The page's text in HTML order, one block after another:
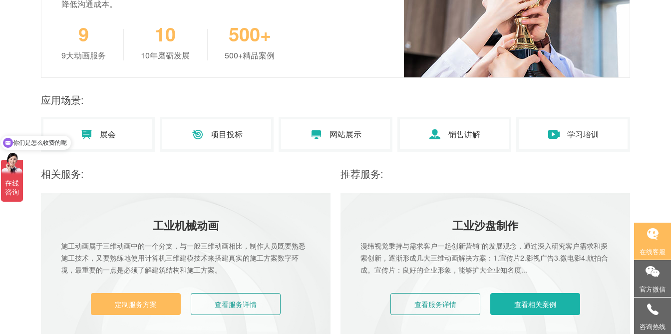
播放次数：1161
免疫细胞二维科普
动画
播放次数：1161
联通安全管家mg宣
户外服装植树节mg
宣传动画
降低沟通成本。
9
9大动画服务
10
10年磨砺发展
500+
500+精品案例
应用场景:
展会 项目投标 网站展示 销售讲解 学习培训
相关服务:
工业机械动画
施工动画属于三维动画中的一个分支，与一般三维动画相比，制作人员既要熟悉
施工技术，又要熟练地使用计算机三维建模技术来搭建真实的施工方案数字环
境，最重要的一点是必须了解建筑结构和施工方案。
定制服务方案 查看服务详情
推荐服务:
工业沙盘制作
漫纬视觉秉持与需求客户一起创新营销"的发展观念，通过深入研究客户需求和探
索创新，逐渐形成几大三维动画解决方案：1.宣传片2.影视广告3.微电影4.航拍合
成。宣传片：良好的企业形象，能够扩大企业知名度...
查看服务详情 查看相关案例
在线客服
官方微信
咨询热线
130-2310-0003
你们是怎么收费的呢